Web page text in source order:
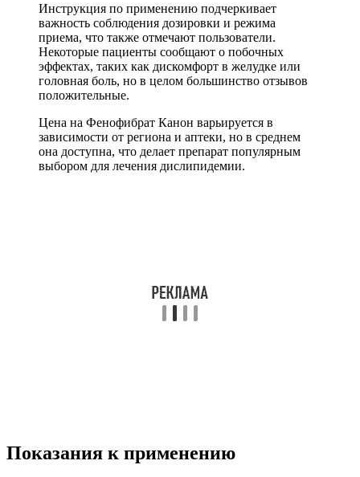
Инструкция по применению подчеркивает
важность соблюдения дозировки и режима
приема, что также отмечают пользователи.
Некоторые пациенты сообщают о побочных
эффектах, таких как дискомфорт в желудке или
головная боль, но в целом большинство отзывов
положительные.
Цена на Фенофибрат Канон варьируется в
зависимости от региона и аптеки, но в среднем
она доступна, что делает препарат популярным
выбором для лечения дислипидемии.
Показания к применению